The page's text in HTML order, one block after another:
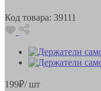
Код товара: 39111
199₽/ шт